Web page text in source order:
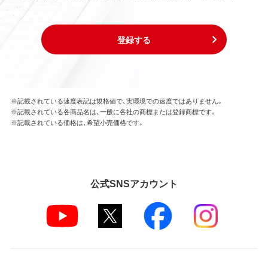
登録する
※記載されている速度表記は規格値で、実環境での速度ではありません。
※記載されている各商品名は、一般に各社の商標または登録商標です。
※記載されている価格は、希望小売価格です。
公式SNSアカウント